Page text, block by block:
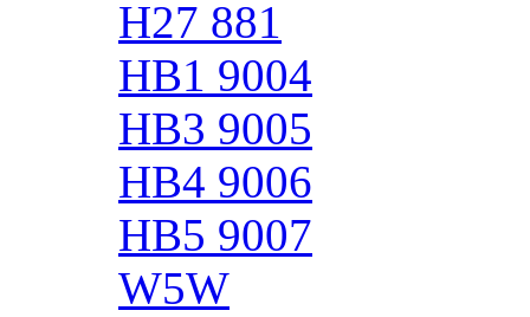
H27 881
HB1 9004
HB3 9005
HB4 9006
HB5 9007
W5W